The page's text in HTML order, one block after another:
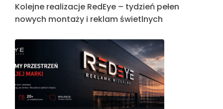
Kolejne realizacje RedEye – tydzień pełen
nowych montaży i reklam świetlnych